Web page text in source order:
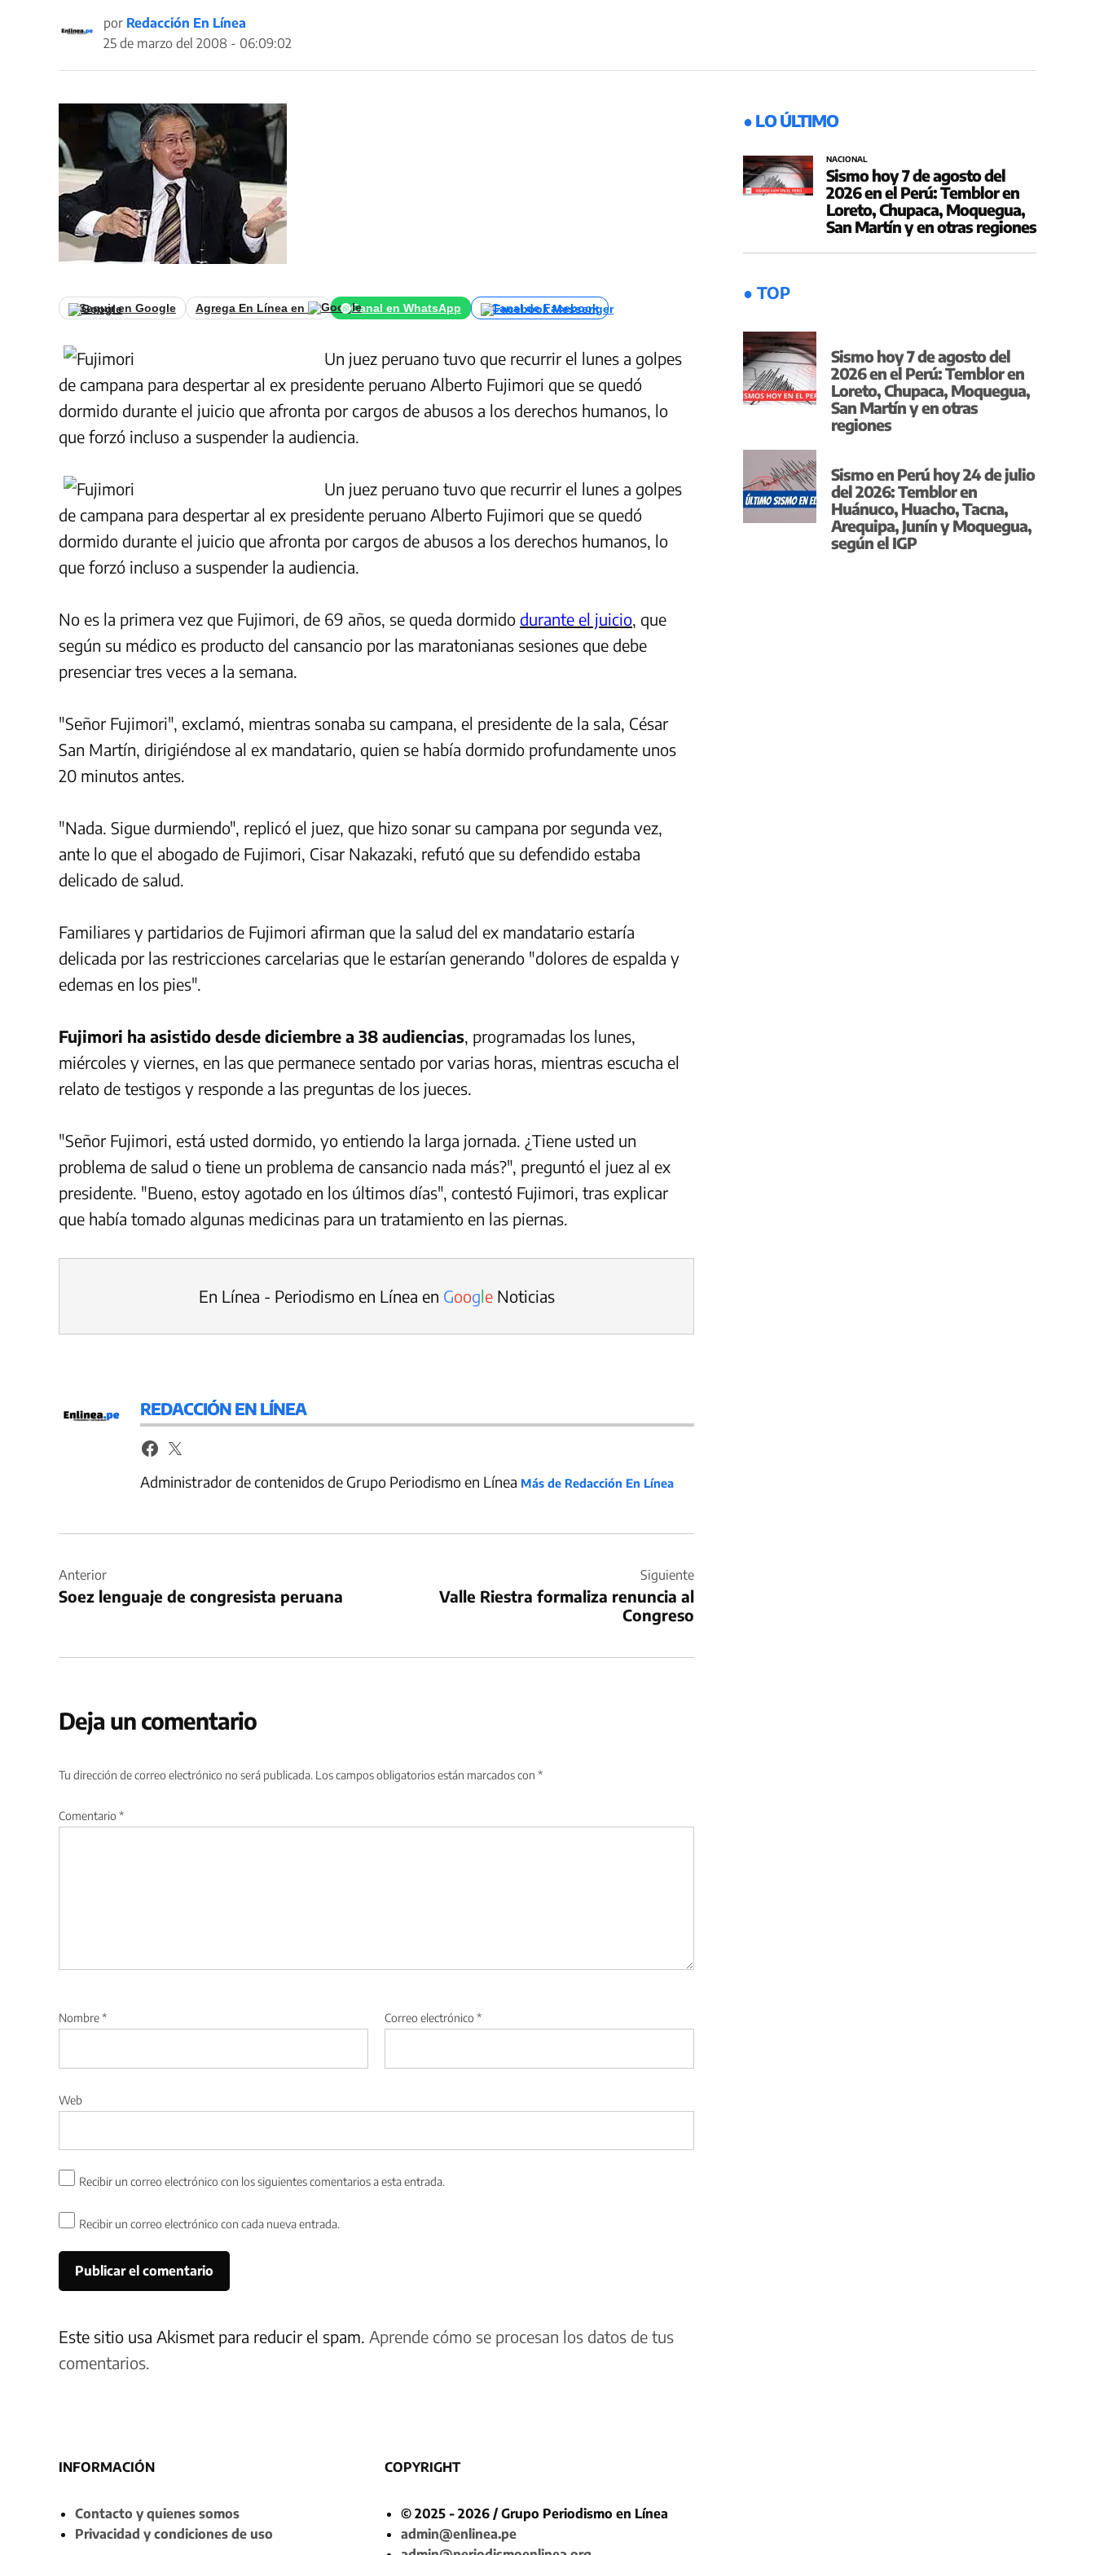
por Redacción En Línea
25 de marzo del 2008 - 06:09:02
Seguir en Google Agrega En Línea en Canal en WhatsApp Canal de Facebook
Un juez peruano tuvo que recurrir el lunes a golpes
de campana para despertar al ex presidente peruano Alberto Fujimori que se quedó
dormido durante el juicio que afronta por cargos de abusos a los derechos humanos, lo
que forzó incluso a suspender la audiencia.
Un juez peruano tuvo que recurrir el lunes a golpes
de campana para despertar al ex presidente peruano Alberto Fujimori que se quedó
dormido durante el juicio que afronta por cargos de abusos a los derechos humanos, lo
que forzó incluso a suspender la audiencia.
No es la primera vez que Fujimori, de 69 años, se queda dormido durante el juicio, que
según su médico es producto del cansancio por las maratonianas sesiones que debe
presenciar tres veces a la semana.
"Señor Fujimori", exclamó, mientras sonaba su campana, el presidente de la sala, César
San Martín, dirigiéndose al ex mandatario, quien se había dormido profundamente unos
20 minutos antes.
"Nada. Sigue durmiendo", replicó el juez, que hizo sonar su campana por segunda vez,
ante lo que el abogado de Fujimori, Cisar Nakazaki, refutó que su defendido estaba
delicado de salud.
Familiares y partidarios de Fujimori afirman que la salud del ex mandatario estaría
delicada por las restricciones carcelarias que le estarían generando "dolores de espalda y
edemas en los pies".
Fujimori ha asistido desde diciembre a 38 audiencias, programadas los lunes,
miércoles y viernes, en las que permanece sentado por varias horas, mientras escucha el
relato de testigos y responde a las preguntas de los jueces.
"Señor Fujimori, está usted dormido, yo entiendo la larga jornada. ¿Tiene usted un
problema de salud o tiene un problema de cansancio nada más?", preguntó el juez al ex
presidente. "Bueno, estoy agotado en los últimos días", contestó Fujimori, tras explicar
que había tomado algunas medicinas para un tratamiento en las piernas.
En Línea - Periodismo en Línea en GoogleNoticias
REDACCIÓN EN LÍNEA
Administrador de contenidos de Grupo Periodismo en Línea Más de Redacción En Línea
de
entradas
Anterior
Soez lenguaje de congresista peruana
Siguiente
Valle Riestra formaliza renuncia al
Congreso
Deja un comentario
Tu dirección de correo electrónico no será publicada. Los campos obligatorios están marcados con *
Comentario *
Nombre* Correo electrónico *
Web
Recibir un correo electrónico con los siguientes comentarios a esta entrada.
Recibir un correo electrónico con cada nueva entrada.
Este sitio usa Akismet para reducir el spam. Aprende cómo se procesan los datos de tus
comentarios.
● LO ÚLTIMO
NACIONAL
Sismo hoy 7 de agosto del
2026 en el Perú: Temblor en
Loreto, Chupaca, Moquegua,
San Martín y en otras regiones
● TOP
Sismo hoy 7 de agosto del
2026 en el Perú: Temblor en
Loreto, Chupaca, Moquegua,
San Martín y en otras
regiones
Sismo en Perú hoy 24 de julio
del 2026: Temblor en
Huánuco, Huacho, Tacna,
Arequipa, Junín y Moquegua,
según el IGP
INFORMACIÓN
Contacto y quienes somos
Privacidad y condiciones de uso
COPYRIGHT
© 2025 - 2026 / Grupo Periodismo en Línea
admin@enlinea.pe